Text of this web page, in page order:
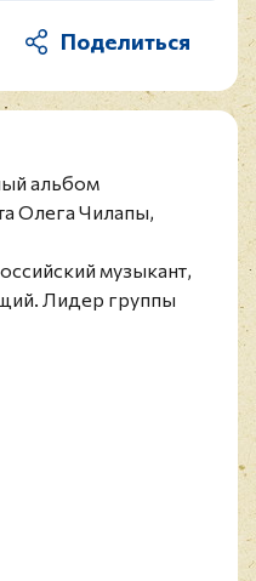
альбом
Олега Чилапы,
музыкант,
Лидер группы
более 250 песен,